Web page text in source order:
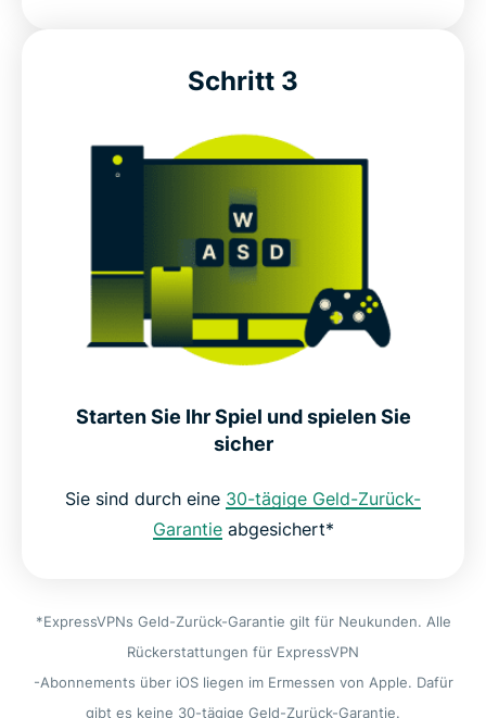
Schritt 3
Starten Sie Ihr Spiel und spielen Sie
sicher
Sie sind durch eine 30-tägige Geld-Zurück-
Garantieabgesichert*
*ExpressVPNs Geld-Zurück-Garantie gilt für Neukunden. Alle
Rückerstattungen für ExpressVPN
-Abonnements über iOS liegen im Ermessen von Apple. Dafür
gibt es keine 30-tägige Geld-Zurück-Garantie.